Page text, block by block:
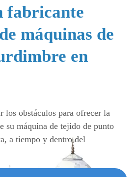
fabricante
máquinas de
en
los obstáculos para ofrecer la
su máquina de tejido de punto
a tiempo y dentro del